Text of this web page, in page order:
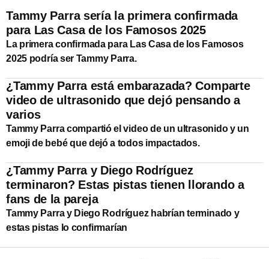
Tammy Parra sería la primera confirmada
para Las Casa de los Famosos 2025
La primera confirmada para Las Casa de los Famosos
2025 podría ser Tammy Parra.
¿Tammy Parra está embarazada? Comparte
video de ultrasonido que dejó pensando a
varios
Tammy Parra compartió el video de un ultrasonido y un
emoji de bebé que dejó a todos impactados.
¿Tammy Parra y Diego Rodríguez
terminaron? Estas pistas tienen llorando a
fans de la pareja
Tammy Parra y Diego Rodríguez habrían terminado y
estas pistas lo confirmarían